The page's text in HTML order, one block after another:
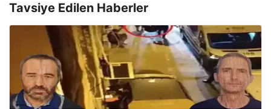
Tavsiye Edilen Haberler